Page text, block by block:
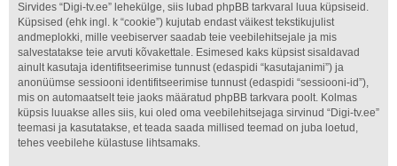
Sirvides “Digi-tv.ee” lehekülge, siis lubad phpBB tarkvaral luua küpsiseid.
Küpsised (ehk ingl. k “cookie”) kujutab endast väikest tekstikujulist
andmeplokki, mille veebiserver saadab teie veebilehitsejale ja mis
salvestatakse teie arvuti kõvakettale. Esimesed kaks küpsist sisaldavad
ainult kasutaja identifitseerimise tunnust (edaspidi “kasutajanimi”) ja
anonüümse sessiooni identifitseerimise tunnust (edaspidi “sessiooni-id”),
mis on automaatselt teie jaoks määratud phpBB tarkvara poolt. Kolmas
küpsis luuakse alles siis, kui oled oma veebilehitsejaga sirvinud “Digi-tv.ee”
teemasi ja kasutatakse, et teada saada millised teemad on juba loetud,
tehes veebilehe külastuse lihtsamaks.